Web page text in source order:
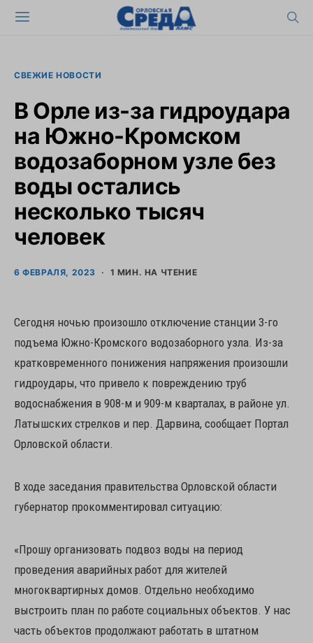
СВЕЖИЕ НОВОСТИ
В Орле из-за гидроудара
на Южно-Кромском
водозаборном узле без
воды остались
несколько тысяч
человек
6 ФЕВРАЛЯ, 2023 1 МИН. НА ЧТЕНИЕ
Сегодня ночью произошло отключение станции 3-го
подъема Южно-Кромского водозаборного узла. Из-за
кратковременного понижения напряжения произошли
гидроудары, что привело к повреждению труб
водоснабжения в 908-м и 909-м кварталах, в районе ул.
Латышских стрелков и пер. Дарвина, сообщает Портал
Орловской области.
В ходе заседания правительства Орловской области
губернатор прокомментировал ситуацию:
«Прошу организовать подвоз воды на период
проведения аварийных работ для жителей
многоквартирных домов. Отдельно необходимо
выстроить план по работе социальных объектов. У нас
часть объектов продолжают работать в штатном